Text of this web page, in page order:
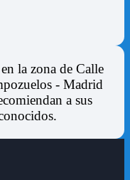
la zona de Calle
- Madrid
a sus